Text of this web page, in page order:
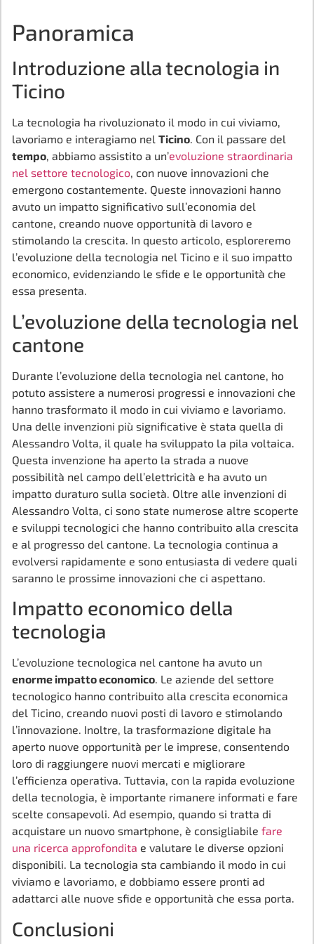
Panoramica
Introduzione alla tecnologia in
Ticino
La tecnologia ha rivoluzionato il modo in cui viviamo,
lavoriamo e interagiamo nel Ticino. Con il passare del
tempo, abbiamo assistito a un’evoluzione straordinaria
nel settore tecnologico, con nuove innovazioni che
emergono costantemente. Queste innovazioni hanno
avuto un impatto significativo sull’economia del
cantone, creando nuove opportunità di lavoro e
stimolando la crescita. In questo articolo, esploreremo
l’evoluzione della tecnologia nel Ticino e il suo impatto
economico, evidenziando le sfide e le opportunità che
essa presenta.
L’evoluzione della tecnologia nel
cantone
Durante l’evoluzione della tecnologia nel cantone, ho
potuto assistere a numerosi progressi e innovazioni che
hanno trasformato il modo in cui viviamo e lavoriamo.
Una delle invenzioni più significative è stata quella di
Alessandro Volta, il quale ha sviluppato la pila voltaica.
Questa invenzione ha aperto la strada a nuove
possibilità nel campo dell’elettricità e ha avuto un
impatto duraturo sulla società. Oltre alle invenzioni di
Alessandro Volta, ci sono state numerose altre scoperte
e sviluppi tecnologici che hanno contribuito alla crescita
e al progresso del cantone. La tecnologia continua a
evolversi rapidamente e sono entusiasta di vedere quali
saranno le prossime innovazioni che ci aspettano.
Impatto economico della
tecnologia
L’evoluzione tecnologica nel cantone ha avuto un
enorme impatto economico. Le aziende del settore
tecnologico hanno contribuito alla crescita economica
del Ticino, creando nuovi posti di lavoro e stimolando
l’innovazione. Inoltre, la trasformazione digitale ha
aperto nuove opportunità per le imprese, consentendo
loro di raggiungere nuovi mercati e migliorare
l’efficienza operativa. Tuttavia, con la rapida evoluzione
della tecnologia, è importante rimanere informati e fare
scelte consapevoli. Ad esempio, quando si tratta di
acquistare un nuovo smartphone, è consigliabile fare
una ricerca approfondita e valutare le diverse opzioni
disponibili. La tecnologia sta cambiando il modo in cui
viviamo e lavoriamo, e dobbiamo essere pronti ad
adattarci alle nuove sfide e opportunità che essa porta.
Conclusioni